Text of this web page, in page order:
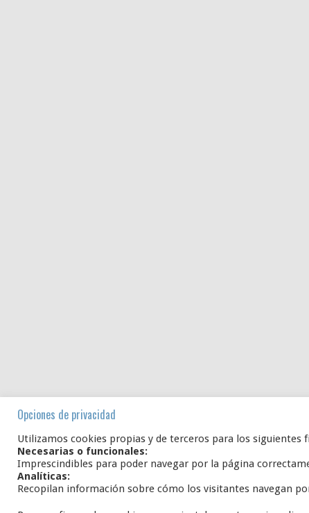
Opciones de privacidad
Utilizamos cookies propias y de terceros para los siguientes
Necesarias o funcionales:
Imprescindibles para poder navegar por la página
Analíticas:
Recopilan información sobre cómo los visitantes navegan